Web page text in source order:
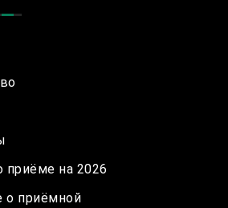
приёме на 2026
о приёмной